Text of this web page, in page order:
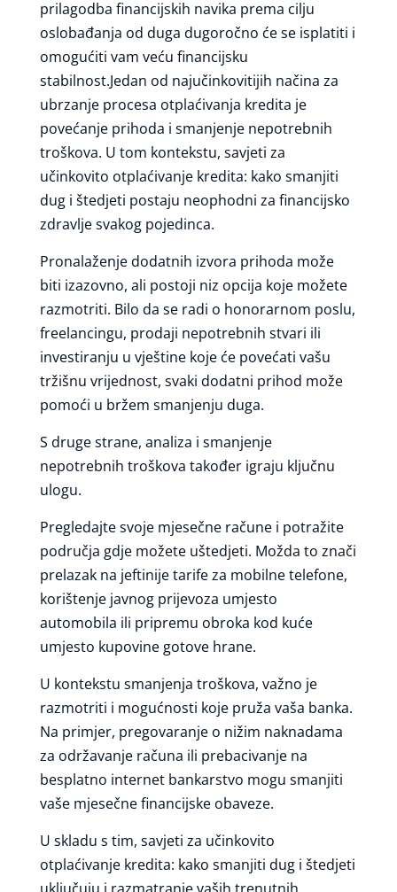
prilagodba financijskih navika prema cilju
oslobađanja od duga dugoročno će se isplatiti i
omogućiti vam veću financijsku
stabilnost.Jedan od najučinkovitijih načina za
ubrzanje procesa otplaćivanja kredita je
povećanje prihoda i smanjenje nepotrebnih
troškova. U tom kontekstu, savjeti za
učinkovito otplaćivanje kredita: kako smanjiti
dug i štedjeti postaju neophodni za financijsko
zdravlje svakog pojedinca.
Pronalaženje dodatnih izvora prihoda može
biti izazovno, ali postoji niz opcija koje možete
razmotriti. Bilo da se radi o honorarnom poslu,
freelancingu, prodaji nepotrebnih stvari ili
investiranju u vještine koje će povećati vašu
tržišnu vrijednost, svaki dodatni prihod može
pomoći u bržem smanjenju duga.
S druge strane, analiza i smanjenje
nepotrebnih troškova također igraju ključnu
ulogu.
Pregledajte svoje mjesečne račune i potražite
područja gdje možete uštedjeti. Možda to znači
prelazak na jeftinije tarife za mobilne telefone,
korištenje javnog prijevoza umjesto
automobila ili pripremu obroka kod kuće
umjesto kupovine gotove hrane.
U kontekstu smanjenja troškova, važno je
razmotriti i mogućnosti koje pruža vaša banka.
Na primjer, pregovaranje o nižim naknadama
za održavanje računa ili prebacivanje na
besplatno internet bankarstvo mogu smanjiti
vaše mjesečne financijske obaveze.
U skladu s tim, savjeti za učinkovito
otplaćivanje kredita: kako smanjiti dug i štedjeti